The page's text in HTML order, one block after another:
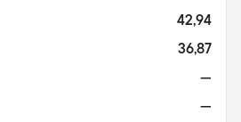
42,94
36,87
—
—